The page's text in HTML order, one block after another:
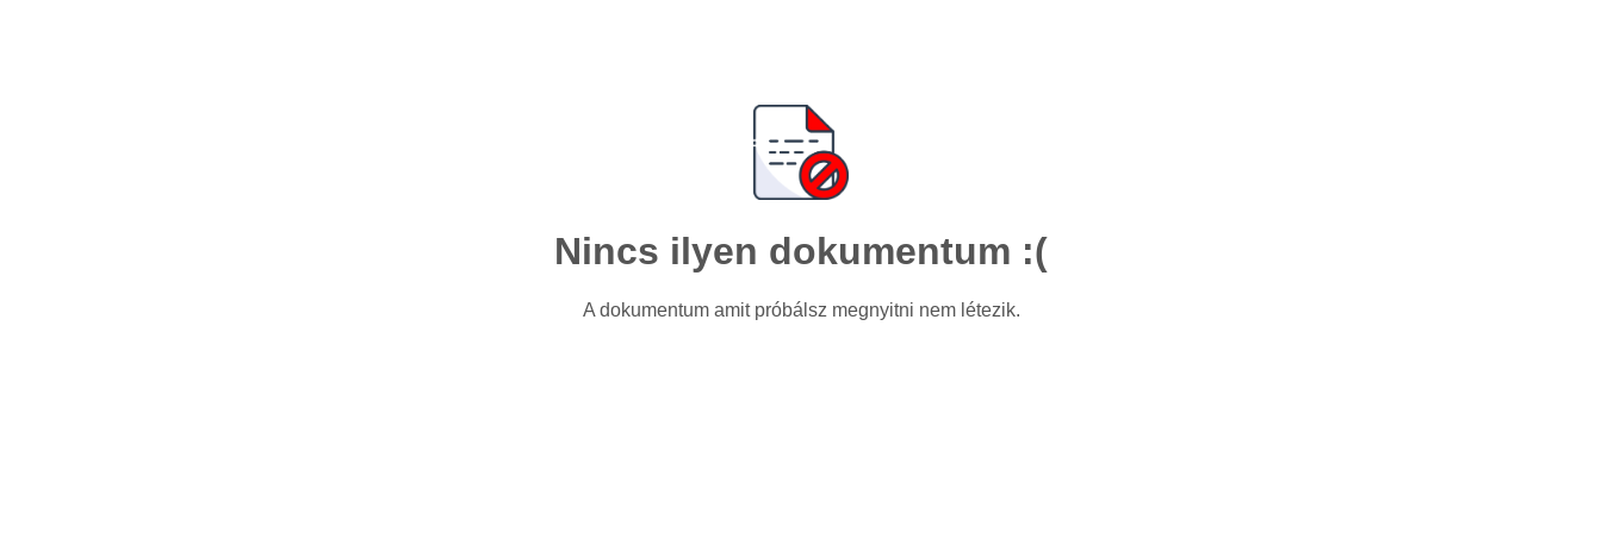
Nincs ilyen dokumentum :(
A dokumentum amit próbálsz megnyitni nem létezik.